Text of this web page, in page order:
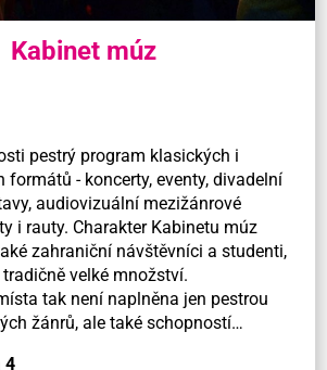
Kabinet múz
pestrý program klasických i
formátů - koncerty, eventy, divadelní
audiovizuální mezižánrové
i rauty. Charakter Kabinetu múz
zahraniční návštěvníci a studenti,
velké množství.
tak není naplněna jen pestrou
žánrů, ale také schopností…
4